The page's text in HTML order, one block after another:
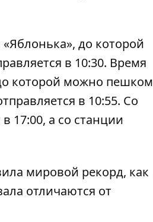
до которой
в 10:30. Время
которой можно пешком
в 10:55. Со
17:00, а со станции
мировой рекорд, как
отличаются от